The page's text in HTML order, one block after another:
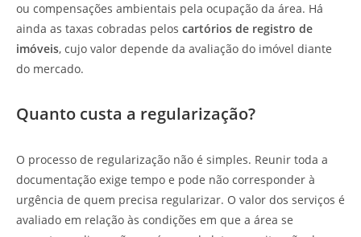
ou compensações ambientais pela ocupação da área. Há
ainda as taxas cobradas pelos cartórios de registro de
imóveis, cujo valor depende da avaliação do imóvel diante
do mercado.
Quanto custa a regularização?
O processo de regularização não é simples. Reunir toda a
documentação exige tempo e pode não corresponder à
urgência de quem precisa regularizar. O valor dos serviços é
avaliado em relação às condições em que a área se